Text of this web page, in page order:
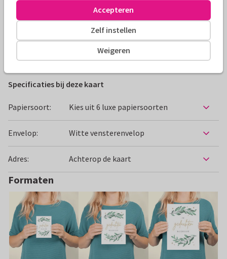
hem/haar denkt in een moeilijke tijd van verlies.
Alle kaarten zijn helemaal naar wens aan te passen
Paperhugs - by Lidy
Specificaties bij deze kaart
Papiersoort: Kies uit 6 luxe papiersoorten
Envelop: Witte vensterenvelop
Adres: Achterop de kaart
Formaten
Weigeren
Zelf instellen
Accepteren